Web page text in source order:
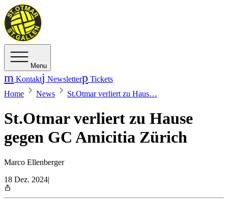
Menu
Kontakt Newsletter
Tickets
Home
News St.Otmar verliert zu Haus…
St.Otmar verliert zu Hause
gegen GC Amicitia Zürich
Marco Ellenberger
18 Dez. 2024|